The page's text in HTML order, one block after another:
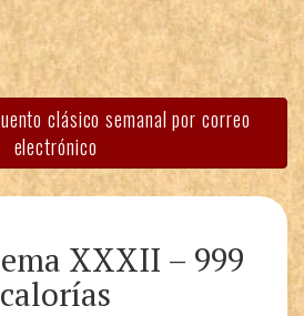
clásico semanal por correo
electrónico
XXXII – 999
calorías